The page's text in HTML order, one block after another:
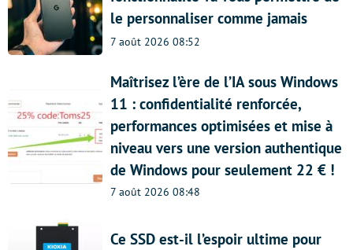
le personnaliser comme jamais
7 août 2026 08:52
Maîtrisez l’ère de l’IA sous Windows
11 : confidentialité renforcée,
performances optimisées et mise à
niveau vers une version authentique
de Windows pour seulement 22 € !
7 août 2026 08:48
Ce SSD est-il l’espoir ultime pour